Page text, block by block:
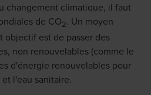
changement climatique, il faut
de CO2. Un moyen
est de passer des
non renouvelables (comme le
d'énergie renouvelables pour
l'eau sanitaire.